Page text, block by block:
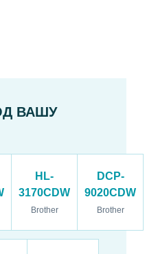
ВАШУ
HL-
3170CDW
Brother
DCP-
9020CDW
Brother